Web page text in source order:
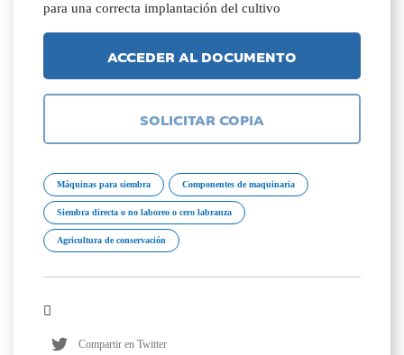
para una correcta implantación del cultivo
ACCEDER AL DOCUMENTO
SOLICITAR COPIA
Máquinas para siembra Componentes de maquinaria
Siembra directa o no laboreo o cero labranza
Agricultura de conservación
Compartir en Twitter